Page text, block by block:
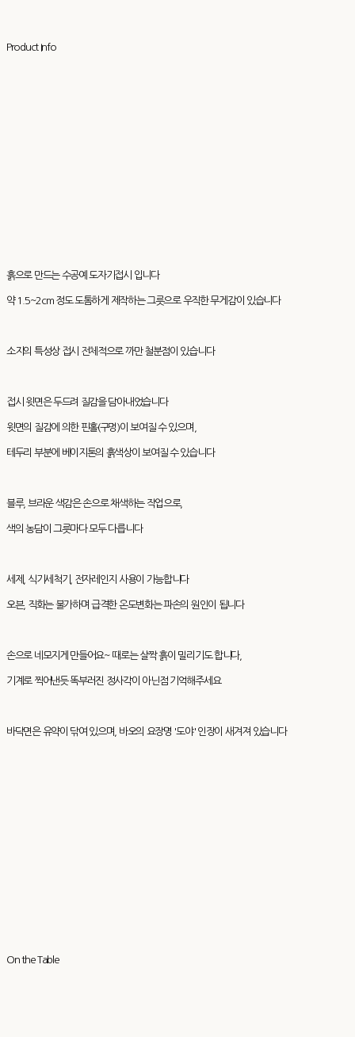
Product Info
흙으로 만드는 수공예 도자기접시 입니다
약 1.5~2cm 정도 도톰하게 제작하는 그릇으로 우직한 무게감이 있습니다
소지의 특성상 접시 전체적으로 까만 철분점이 있습니다
접시 윗면은 두드려 질감을 담아내었습니다
윗면의 질감에 의한 핀홀(구멍)이 보여질 수 있으며,
테두리 부분에 베이지톤의 흙색상이 보여질 수 있습니다
블루, 브라운 색감은 손으로 채색하는 작업으로,
색의 농담이 그릇마다 모두 다릅니다
세제, 식기세척기, 전자레인지 사용이 가능합니다
오븐, 직화는 불가하며 급격한 온도변화는 파손의 원인이 됩니다
손으로 네모지게 만들어요~ 때로는 살짝 흙이 밀리기도 합니다,
기계로 찍어낸듯 똑부러진 정사각이 아닌점 기억해주세요
바닥면은 유약이 닦여 있으며, 바오의 요장명 '도야' 인장이 새겨져 있습니다
On the Table